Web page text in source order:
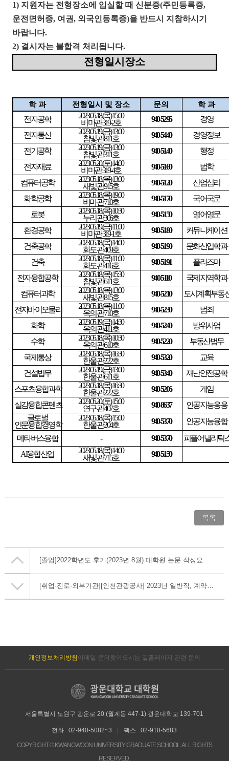
1) 지원자는 전형장소에 입실할 때 신분증(주민등록증,
운전면허증, 여권, 외국인등록증)을 반드시 지참하시기
바랍니다.
2) 결시자는 불합격 처리됩니다.
전형일시장소
학 과 전형일시 및 장소 문의
학 과
전자공학 2023.05.18.(목) 15:00
비마관319-2호 940-5295
경영
전자통신
2023.05.19.(금) 13:00
참빛관811호 940-5440
경영정보
전기공학
2023.05.19.(금) 13:00
참빛관311호 940-5140
행정
전자재료
2023.05.20.(토) 14:00
비마관319-4호 940-5160
법학
컴퓨터공학
2023.05.18.(목) 13:00
새빛관915호 940-5120
산업심리
화학공학
2023.05.18.(목) 19:00
비마관710호 940-5170
국어국문
로봇
2023.05.18.(목) 10:30
누리관306호 940-5150
영어영문
환경공학
2023.05.19.(금) 11:00
비마관319-1호 940-5180
커뮤니케이션
건축공학
2023.05.18.(목) 14:00
화도관409호 940-5190
문화산업학과
건축
2023.05.18.(목) 11:00
화도관416호 940-5191
플라즈마
전자융합공학
2023.05.18.(목) 15:30
참빛관611호 940-5110
국제지역학과
컴퓨터과학
2023.05.18.(목) 13:00
새빛관815호 940-5210
도시계획부동
전자바이오물리
2023.05.18.(목) 11:00
옥의관710호 940-5230
범죄
화학
2023.05.19.(금) 14:30
옥의관411호 940-5240
방위사업
수학
2023.05.18.(목) 10:30
옥의관610호 940-5220
부동산법무
국제통상
2023.05.18.(목) 16:30
한울관222호 940-5320
교육
건설법무
2023.05.19.(금) 13:00
한울관611호 940-5340
재난안전공학
스포츠융합과학
2023.05.18.(목) 16:30
한울관222호 940-5206
게임
실감융합콘텐츠
2023.05.20.(토) 15:00
연구관407호 940-8637
인공지능응용
글로벌
인문융합경영학
2023.05.18.(목) 15:00
한울관204호 940-5370
인공지능융합
메타버스융합
- 940-5370
피플어낼리틱
AI융합산업 2023.05.18.(목) 14:00
새빛관715호 940-5150
목록
[졸업]2022학년도 후기(2023년 8월) 대학원 논문 작성요령 및 유의사항 안내
[취업·진로·외부기관] [인천관광공사] 2023년 일반직, 계약직 직원 채용 공고
개인정보처리방침 이메일 문의 찾아오시는 길 홈페이지 관련 문의
서울특별시 노원구 광운로 20 (월계동 447-1) 광운대학교 139-701
전화 : 02-940-5082~3 팩스 : 02-918-5683
COPYRIGHT © KWANGWOON UNIVERSITY GRADUATE SCHOOL. ALL RIGHTS
RESERVED.